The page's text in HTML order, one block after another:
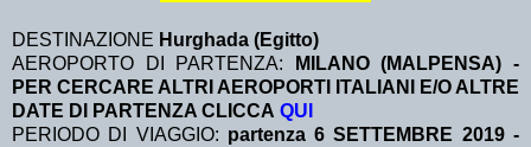
DESTINAZIONE Hurghada (Egitto)
AEROPORTO DI PARTENZA:
MILANO (MALPENSA) -
PER CERCARE ALTRI AEROPORTI ITALIANI E/O ALTRE
DATE DI PARTENZA CLICCA QUI
PERIODO DI VIAGGIO: partenza 6 SETTEMBRE 2019 -